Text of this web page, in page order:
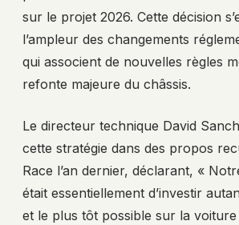
sur le projet 2026. Cette décision
l’ampleur des changements
qui associent de nouvelles règles
refonte majeure du châssis.
Le directeur technique David
cette stratégie dans des propos
Race l’an dernier, déclarant, «
était essentiellement d’investir
et le plus tôt possible sur la